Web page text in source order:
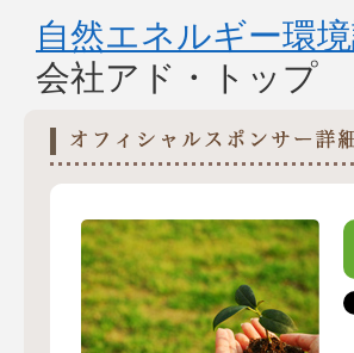
自然エネルギー環
会社アド・トップ